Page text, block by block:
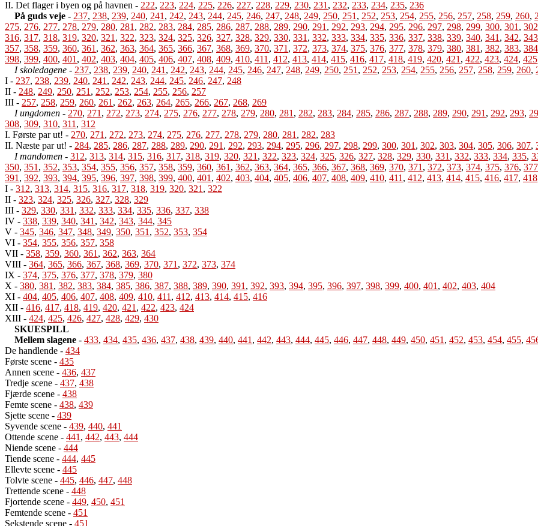
II. Det flager i byen og på havnen - 222, 223, 224, 225, 226, 227, 228, 229, 230, 231 , 232, 233, 234, 235, 236
På guds veje - 237, 238, 239, 240, 241 , 242, 243, 244, 245, 246, 247, 248, 249, 250, 251 , 252, 253, 254, 255, 256, 257, 258, 259, 260,
275, 276, 277, 278, 279, 280, 281 , 282, 283, 284, 285, 286, 287, 288, 289, 290, 291 , 292, 293, 294, 295, 296, 297, 298, 299, 300, 301 , 302
316, 317, 318, 319, 320, 321 , 322, 323, 324, 325, 326, 327, 328, 329, 330, 331 , 332, 333, 334, 335, 336, 337, 338, 339, 340, 341 , 342, 343
357, 358, 359, 360, 361 , 362, 363, 364, 365, 366, 367, 368, 369, 370, 371 , 372, 373, 374, 375, 376, 377, 378, 379, 380, 381 , 382, 383, 384
398, 399, 400, 401 , 402, 403, 404, 405, 406, 407, 408, 409, 410, 411 , 412, 413, 414, 415, 416, 417, 418, 419, 420, 421 , 422, 423, 424, 425
I skoledagene - 237, 238, 239, 240, 241 , 242, 243, 244, 245, 246, 247, 248, 249, 250, 251 , 252, 253, 254, 255, 256, 257, 258, 259, 260,
I - 237, 238, 239, 240, 241 , 242, 243, 244, 245, 246, 247, 248
II - 248, 249, 250, 251 , 252, 253, 254, 255, 256, 257
III - 257, 258, 259, 260, 261 , 262, 263, 264, 265, 266, 267, 268, 269
I ungdomen - 270, 271 , 272, 273, 274, 275, 276, 277, 278, 279, 280, 281 , 282, 283, 284, 285, 286, 287, 288, 289, 290, 291 , 292, 293,
308, 309, 310, 311 , 312
I. Første par ut! - 270, 271 , 272, 273, 274, 275, 276, 277, 278, 279, 280, 281 , 282, 283
II. Næste par ut! - 284, 285, 286, 287, 288, 289, 290, 291 , 292, 293, 294, 295, 296, 297, 298, 299, 300, 301 , 302, 303, 304, 305, 306, 307,
I mandomen - 312, 313, 314, 315, 316, 317, 318, 319, 320, 321 , 322, 323, 324, 325, 326, 327, 328, 329, 330, 331 , 332, 333, 334, 335,
350, 351 , 352, 353, 354, 355, 356, 357, 358, 359, 360, 361 , 362, 363, 364, 365, 366, 367, 368, 369, 370, 371 , 372, 373, 374, 375, 376, 377
391 , 392, 393, 394, 395, 396, 397, 398, 399, 400, 401 , 402, 403, 404, 405, 406, 407, 408, 409, 410, 411 , 412, 413, 414, 415, 416, 417, 418
I - 312, 313, 314, 315, 316, 317, 318, 319, 320, 321 , 322
II - 323, 324, 325, 326, 327, 328, 329
III - 329, 330, 331 , 332, 333, 334, 335, 336, 337, 338
IV - 338, 339, 340, 341 , 342, 343, 344, 345
V - 345, 346, 347, 348, 349, 350, 351 , 352, 353, 354
VI - 354, 355, 356, 357, 358
VII - 358, 359, 360, 361 , 362, 363, 364
VIII - 364, 365, 366, 367, 368, 369, 370, 371 , 372, 373, 374
IX - 374, 375, 376, 377, 378, 379, 380
X - 380, 381 , 382, 383, 384, 385, 386, 387, 388, 389, 390, 391 , 392, 393, 394, 395, 396, 397, 398, 399, 400, 401 , 402, 403, 404
XI - 404, 405, 406, 407, 408, 409, 410, 411 , 412, 413, 414, 415, 416
XII - 416, 417, 418, 419, 420, 421 , 422, 423, 424
XIII - 424, 425, 426, 427, 428, 429, 430
SKUESPILL
Mellem slagene - 433, 434, 435, 436, 437, 438, 439, 440, 441 , 442, 443, 444, 445, 446, 447, 448, 449, 450, 451 , 452, 453, 454, 455,
De handlende - 434
Første scene - 435
Annen scene - 436, 437
Tredje scene - 437, 438
Fjærde scene - 438
Femte scene - 438, 439
Sjette scene - 439
Syvende scene - 439, 440, 441
Ottende scene - 441 , 442, 443, 444
Niende scene - 444
Tiende scene - 444, 445
Ellevte scene - 445
Tolvte scene - 445, 446, 447, 448
Trettende scene - 448
Fjortende scene - 449, 450, 451
Femtende scene - 451
Sekstende scene - 451